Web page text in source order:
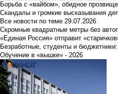
Борьба с «вайбом», обидное
Скандалы и громкие высказывания
Все новости по теме 29.07.2026
Скромные квадратные метры без
«Единая Россия» отправит
Безработные, студенты и
Обучение в «вышке» - 2026